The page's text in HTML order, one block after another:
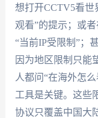
想打开CCTV5看世
观看”的提示；或
“当前IP受限制”；
因为地区限制只
人都问“在海外怎
工具是关键。这些
协议只覆盖中国大